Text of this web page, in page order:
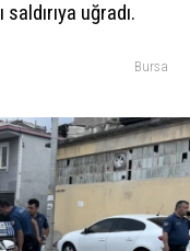
uğradı.
Bursa